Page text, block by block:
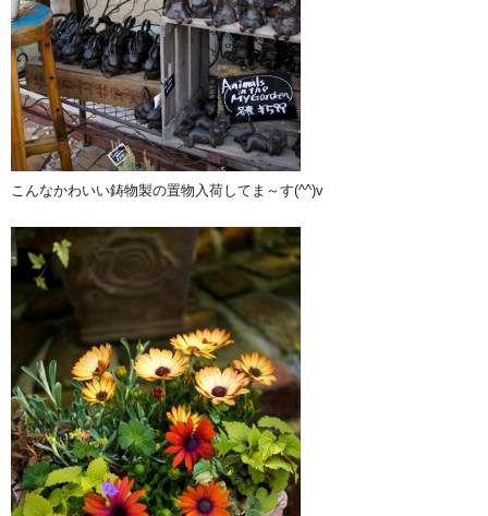
こんなかわいい鋳物製の置物入荷してま～す(^^)v